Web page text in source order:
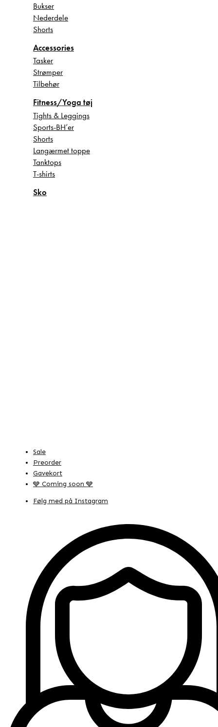
Bukser
Nederdele
Shorts
Accessories
Tasker
Strømper
Tilbehør
Fitness/Yoga tøj
Tights & Leggings
Sports-BH’er
Shorts
Langærmet toppe
Tanktops
T-shirts
Sko
Sale
Preorder
Gavekort
🩶 Coming soon 🩶
Følg med på Instagram